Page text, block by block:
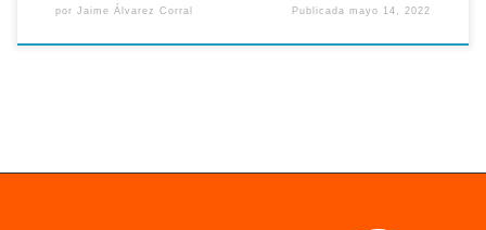
por Jaime Álvarez Corral Publicadamayo 14, 2022